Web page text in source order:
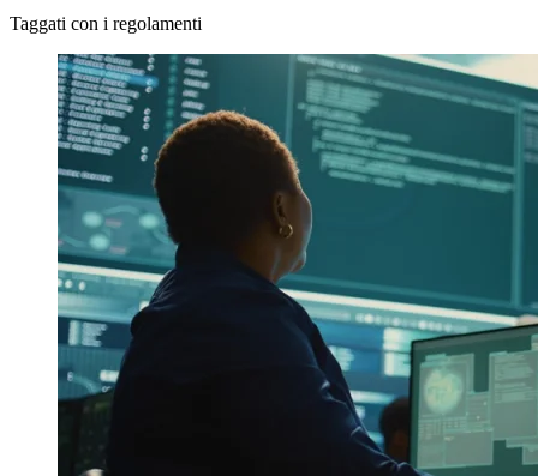
Taggati con i regolamenti